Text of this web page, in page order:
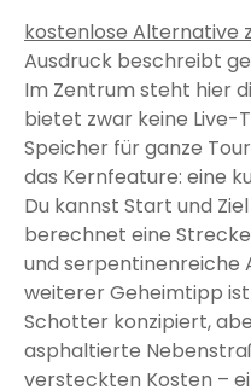
kostenlose Alternative
Ausdruck beschreibt
Im Zentrum steht hier
bietet zwar keine
Speicher für ganze
das Kernfeature: eine
Du kannst Start und
berechnet eine
und serpentinenreiche
weiterer Geheimtipp
Schotter konzipiert,
asphaltierte
versteckten Kosten –